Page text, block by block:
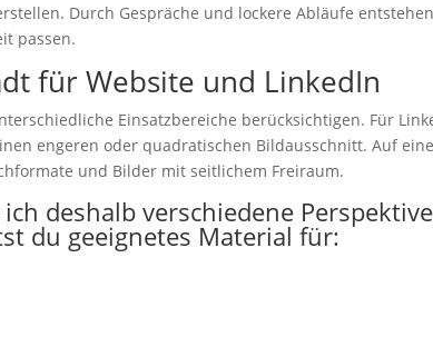
Durch Gespräche und lockere Abläufe
passen.
für Website und LinkedIn
Einsatzbereiche berücksichtigen. Für
engeren oder quadratischen Bildausschnitt. Auf
und Bilder mit seitlichem Freiraum.
deshalb verschiedene
du geeignetes Material für: